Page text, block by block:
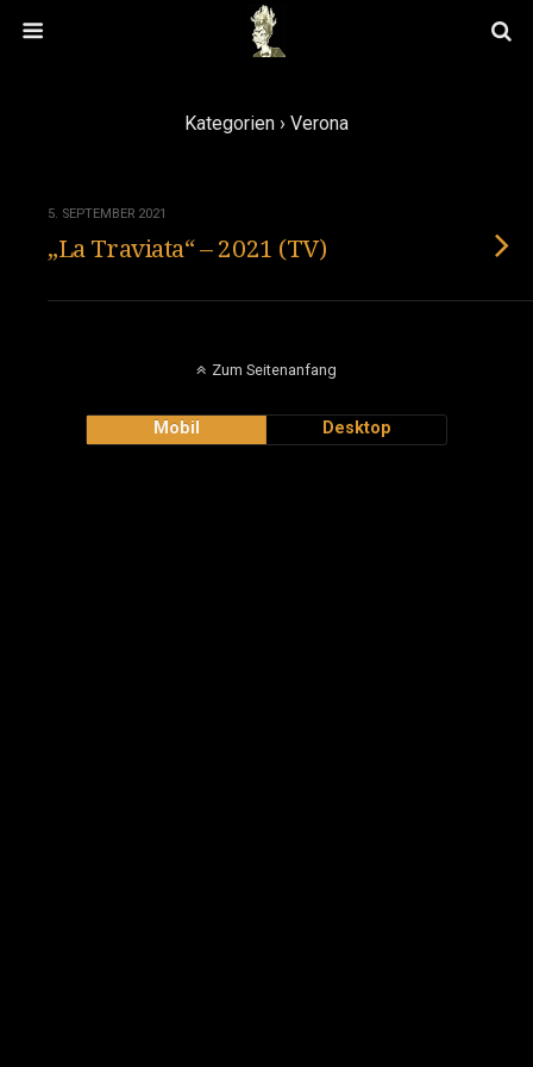
Kategorien › Verona
5. SEPTEMBER 2021
„La Traviata“ – 2021 (TV)
Zum Seitenanfang
Mobil Desktop